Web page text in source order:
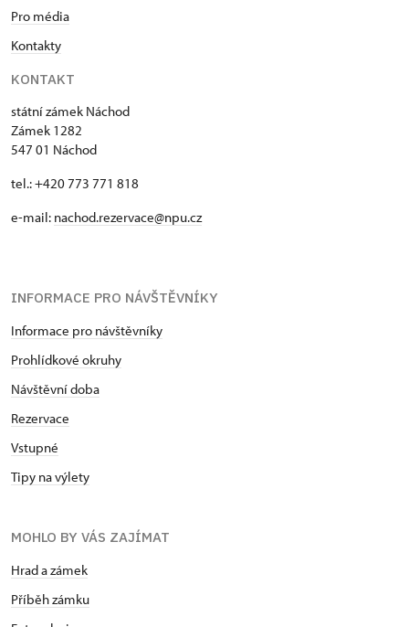
Pro média
Kontakty
KONTAKT
státní zámek Náchod
Zámek 1282
547 01 Náchod
tel.: +420 773 771 818
e-mail: nachod.rezervace@npu.cz
INFORMACE PRO NÁVŠTĚVNÍKY
Informace pro návštěvníky
Prohlídkové okruhy
Návštěvní doba
Rezervace
Vstupné
Tipy na výlety
MOHLO BY VÁS ZAJÍMAT
Hrad a zámek
Příběh zámku